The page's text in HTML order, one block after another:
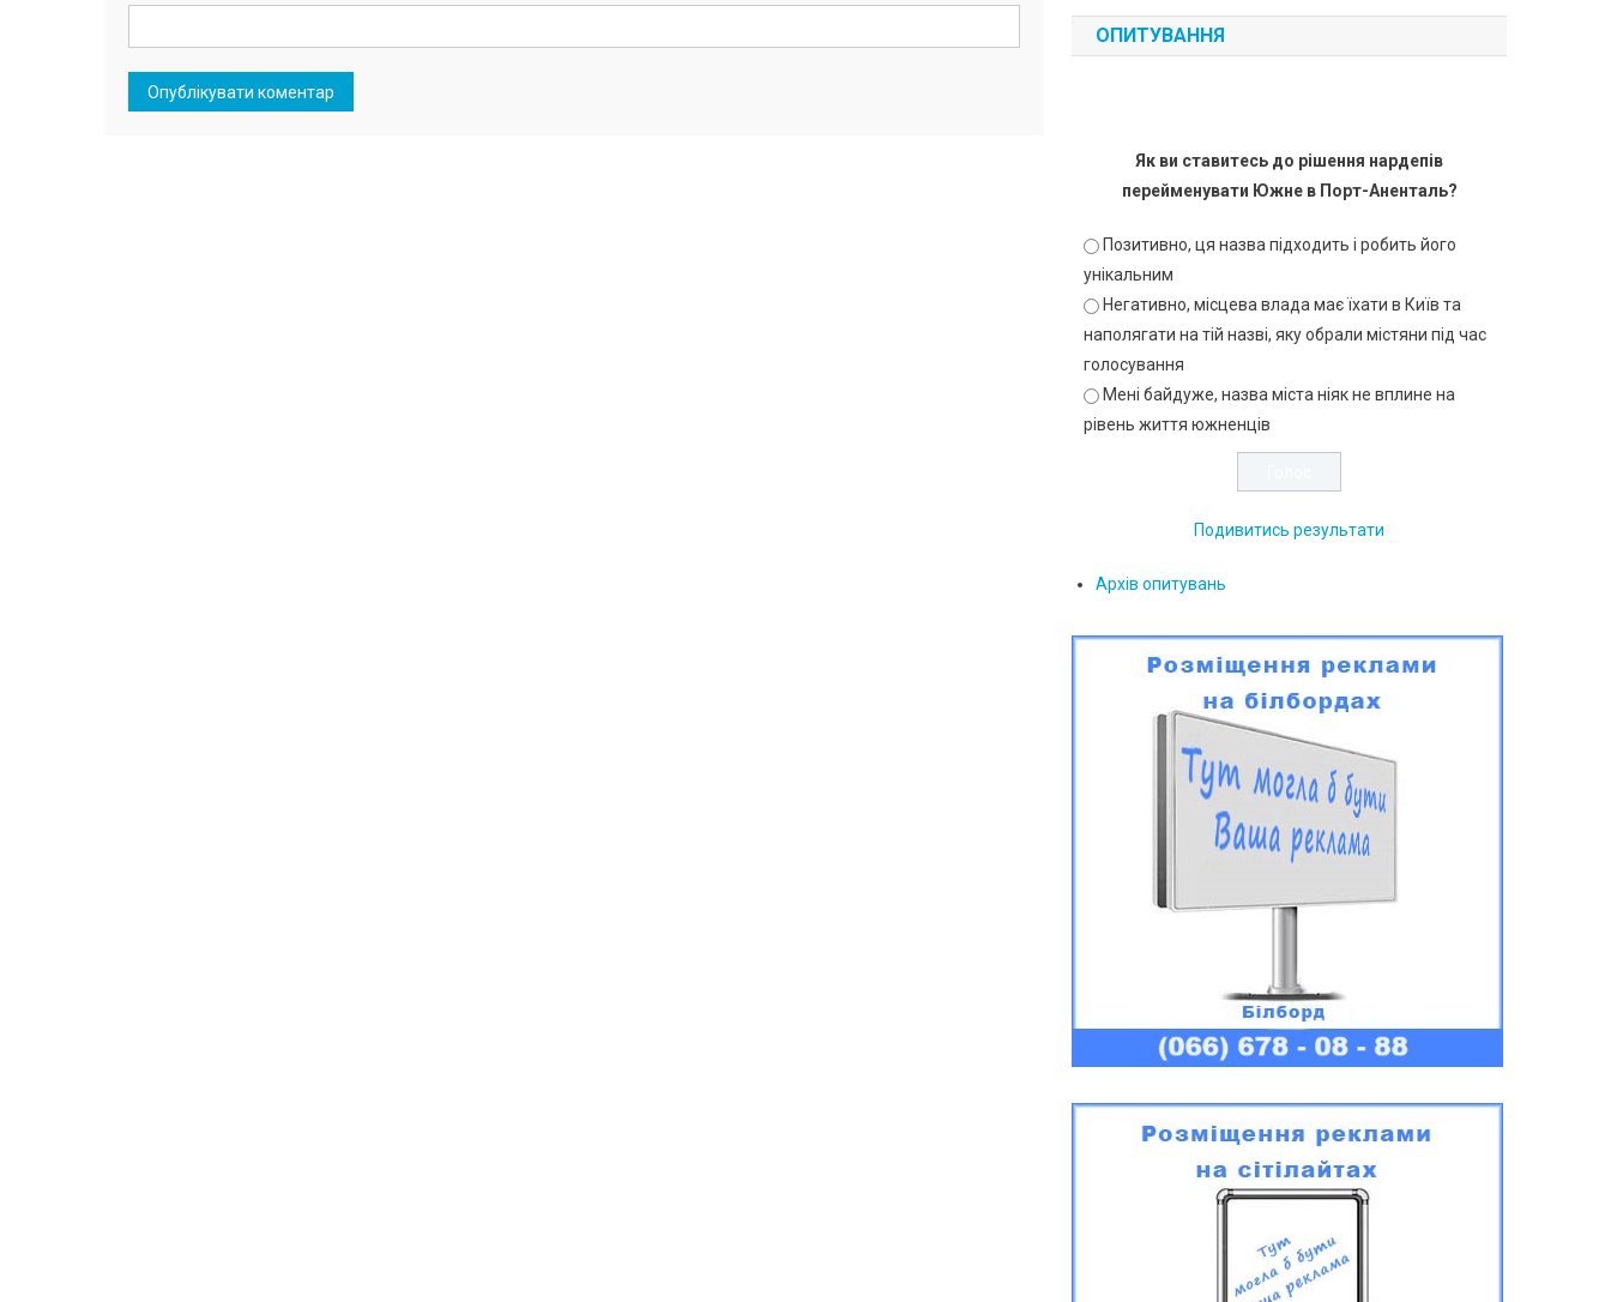
ОПИТУВАННЯ
Як ви ставитесь до рішення нардепів
перейменувати Южне в Порт-Аненталь?
Позитивно, ця назва підходить і робить його
унікальним
Негативно, місцева влада має їхати в Київ та
наполягати на тій назві, яку обрали містяни під час
голосування
Мені байдуже, назва міста ніяк не вплине на
рівень життя южненців
Подивитись результати
Архів опитувань